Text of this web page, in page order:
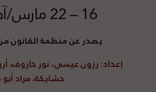
16 – 22 مارس/آذار 2025
يصدر عن منظمة القانون
إعداد: رزون عيسى، نور خاروف،
حشايكة، مراد أبو